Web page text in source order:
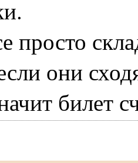
просто
они
билет